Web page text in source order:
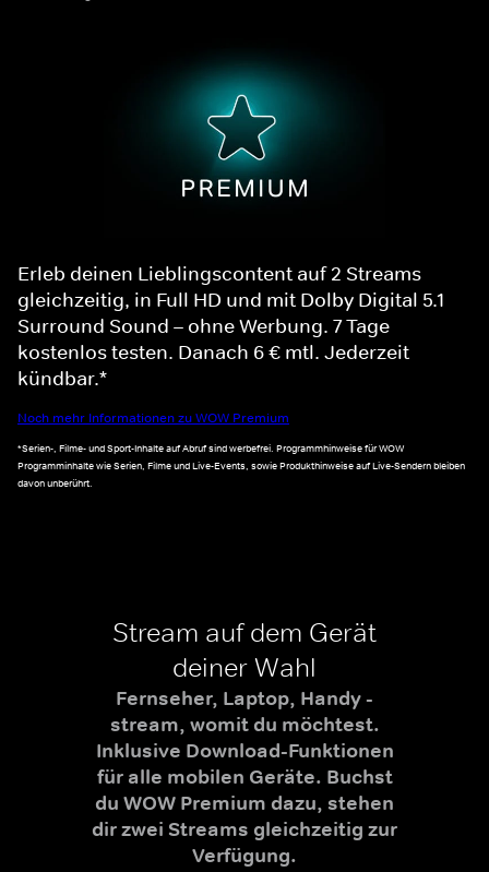
Erleb deinen Lieblingscontent auf 2 Streams
gleichzeitig, in Full HD und mit Dolby Digital 5.1
Surround Sound – ohne Werbung. 7 Tage
kostenlos testen. Danach 6 € mtl. Jederzeit
kündbar.*
Noch mehr Informationen zu WOW Premium
*Serien-, Filme- und Sport-Inhalte auf Abruf sind werbefrei. Programmhinweise für WOW
Programminhalte wie Serien, Filme und Live-Events, sowie Produkthinweise auf Live-Sendern bleiben
davon unberührt.
Stream auf dem Gerät
deiner Wahl
Fernseher, Laptop, Handy -
stream, womit du möchtest.
Inklusive Download-Funktionen
für alle mobilen Geräte. Buchst
du WOW Premium dazu, stehen
dir zwei Streams gleichzeitig zur
Verfügung.